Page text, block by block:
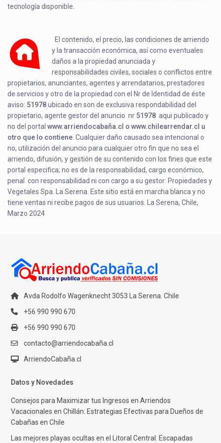
tecnología disponible.
El contenido, el precio, las condiciones de arriendo
y la transacción económica, así como eventuales
daños a la propiedad anunciada y
responsabilidades civiles, sociales o conflictos entre
propietarios, anunciantes, agentes y arrendatarios, prestadores
de servicios y otro de la propiedad con el Nr de Identidad de éste
aviso: 51978ubicado enson de exclusiva respondabilidad del
propietario, agente gestor del anuncio nr 51978 aqui publicado y
no del portalwww.arriendocabaña.cl o www.chilearrendar.cl u
otro que lo contiene . Cualquier daño causado sea intencional o
no, utilización del anuncio para cualquier otro fin que no sea el
arriendo, difusión, y gestión de su contenido con los fines que este
portal especifica; no es de la responsabilidad, cargo económico,
penal con responsabilidad ni con cargo a su gestor: Propiedades y
Vegetales Spa. La Serena. Este sitio está en marcha blanca y no
tiene ventas ni recibe pagos de sus usuarios. La Serena, Chile,
Marzo 2024
Avda Rodolfo Wagenknecht 3053 La Serena. Chile
+56 990 990 670
+56 990 990 670
contacto@arriendocabaña.cl
ArriendoCabaña.cl
Datos y Novedades
Consejos para Maximizar tus Ingresos en Arriendos
Vacacionales en Chillán: Estrategias Efectivas para Dueños de
Cabañas en Chile
Las mejores playas ocultas en el Litoral Central: Escapadas